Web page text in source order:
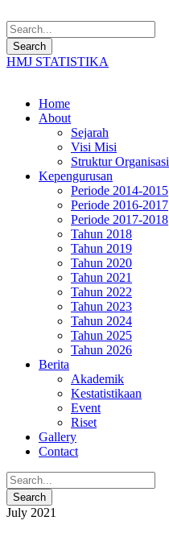
HMJ STATISTIKA
Home
About
Sejarah
Visi Misi
Struktur Organisasi
Kepengurusan
Periode 2014-2015
Periode 2016-2017
Periode 2017-2018
Tahun 2018
Tahun 2019
Tahun 2020
Tahun 2021
Tahun 2022
Tahun 2023
Tahun 2024
Tahun 2025
Tahun 2026
Berita
Akademik
Kestatistikaan
Event
Riset
Gallery
Contact
July 2021